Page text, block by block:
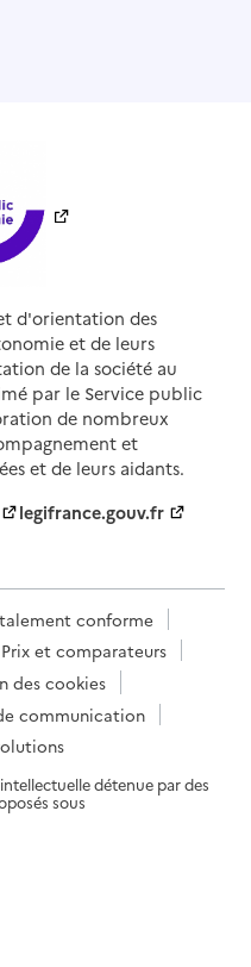
d'orientation des
et de leurs
de la société au
par le Service public
de nombreux
et
et de leurs aidants.
legifrance.gouv.fr
conforme
Prix et comparateurs
des cookies
communication
détenue par des
sous